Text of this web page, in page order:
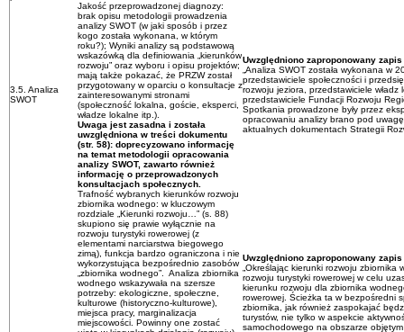
3.5. Analiza
SWOT
Jakość przeprowadzonej diagnozy:
brak opisu metodologii prowadzenia
analizy SWOT (w jaki sposób i przez
kogo została wykonana, w którym
roku?); Wyniki analizy są podstawową
wskazówką dla definiowania „kierunków
rozwoju” oraz wyboru i opisu projektów;
mają także pokazać, że PRZW został
przygotowany w oparciu o konsultacje z
zainteresowanymi stronami
(społeczność lokalna, goście, eksperci,
władze lokalne itp.).
Uwaga jest zasadna i została
uwzględniona w treści dokumentu
(str. 58): doprecyzowano informację
na temat metodologii opracowania
analizy SWOT, zawarto również
informację o przeprowadzonych
konsultacjach społecznych.
Uwzględniono zaproponowany zapis
„Analiza SWOT została wykonana w
przedstawiciele społeczności i
rozwoju jeziora, przedstawiciele
przedstawiciele Fundacji Rozwoju
Spotkania prowadzone były przez
opracowaniu analizy brano pod
aktualnych dokumentach Strategii
Trafność wybranych kierunków rozwoju
zbiornika wodnego: w kluczowym
rozdziale „Kierunki rozwoju…” (s. 88)
skupiono się prawie wyłącznie na
rozwoju turystyki rowerowej (z
elementami narciarstwa biegowego
zimą), funkcja bardzo ograniczona i nie
wykorzystująca bezpośrednio zasobów
„zbiornika wodnego”. Analiza zbiornika
wodnego wskazywała na szersze
potrzeby: ekologiczne, społeczne,
kulturowe (historyczno-kulturowe),
miejsca pracy, marginalizacja
miejscowości. Powinny one zostać
Uwzględniono zaproponowany zapis
„Określając kierunki rozwoju
rozwoju turystyki rowerowej w celu
kierunku rozwoju dla zbiornika
rowerowej. Ścieżka ta w bezpośredni
zbiornika, jak również zaspokajać
turystów, nie tylko w aspekcie
samochodowego na obszarze